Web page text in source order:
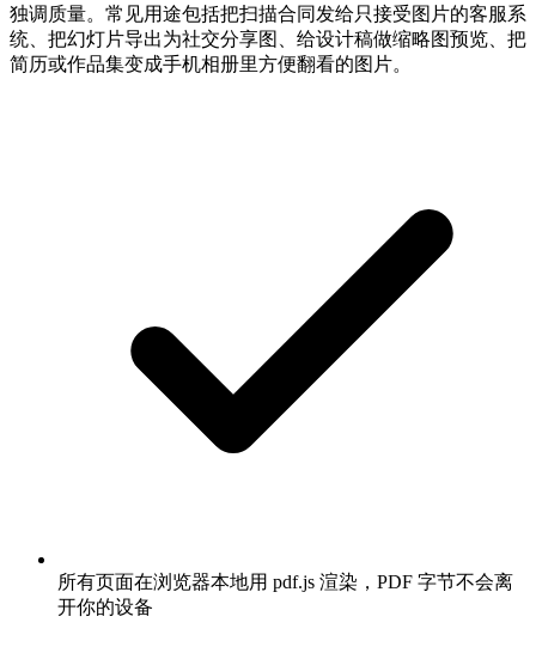
独调质量。常见用途包括把扫描合同发给只接受图片的客服系
统、把幻灯片导出为社交分享图、给设计稿做缩略图预览、把
简历或作品集变成手机相册里方便翻看的图片。
所有页面在浏览器本地用 pdf.js 渲染，PDF 字节不会离
开你的设备